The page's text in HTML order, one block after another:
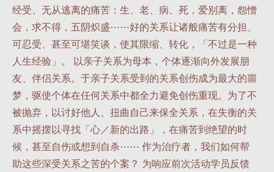
经受、无从逃离的痛苦：生、老、病、死，爱别离，怨憎
会，求不得，五阴炽盛⋯⋯好的关系让诸般痛苦有分担、
可忍受、甚至可堪笑谈，使其限缩、转化，「不过是一种
人生经验」。 以亲子关系为母本，个体逐渐向外发展朋
友、伴侣关系。于亲子关系受到的关系创伤成为最大的噩
梦，驱使个体在任何关系中都全力避免创伤重现。为了不
被抛弃，以讨好他人、扭曲自己来保全关系，在失衡的关
系中摇摆以寻找「心／新的出路」，在痛苦到绝望的时
候，甚至自伤或想到自杀⋯⋯ 作为治疗者，我们如何帮
助这些深受关系之苦的个案？ 为响应前次活动学员反馈